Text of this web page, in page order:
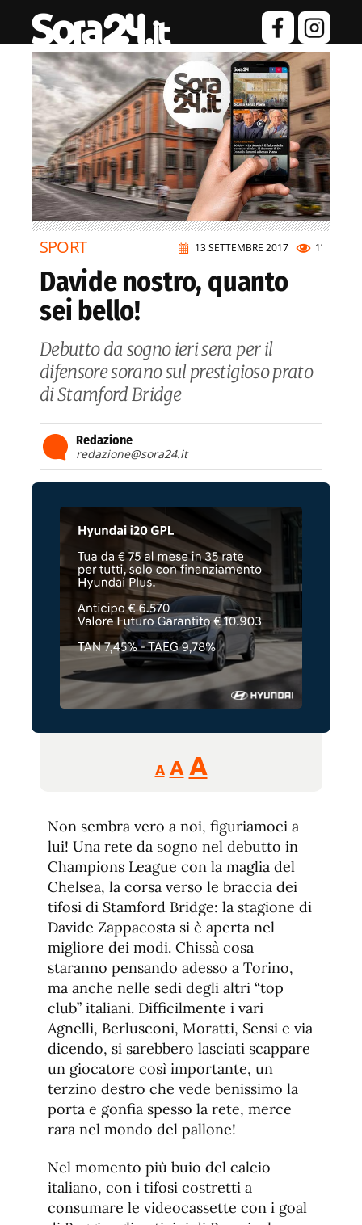
13 SETTEMBRE 2017 1’
SPORT
Davide nostro, quanto
sei bello!
Debutto da sogno ieri sera per il
difensore sorano sul prestigioso prato
di Stamford Bridge
Redazione
redazione@sora24.it
A
Reducir
tamaño
A Restablecer
de
fuente
AAumentar
de
fuente.
Non sembra vero a noi, figuriamoci a
lui! Una rete da sogno nel debutto in
Champions League con la maglia del
Chelsea, la corsa verso le braccia dei
tifosi di Stamford Bridge: la stagione di
Davide Zappacosta si è aperta nel
migliore dei modi. Chissà cosa
staranno pensando adesso a Torino,
ma anche nelle sedi degli altri “top
club” italiani. Difficilmente i vari
Agnelli, Berlusconi, Moratti, Sensi e via
dicendo, si sarebbero lasciati scappare
un giocatore così importante, un
terzino destro che vede benissimo la
porta e gonfia spesso la rete, merce
rara nel mondo del pallone!
Nel momento più buio del calcio
italiano, con i tifosi costretti a
consumare le videocassette con i goal